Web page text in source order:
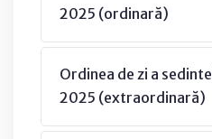
2025 (ordinară)
Ordinea de zi a
2025 (extraordinară)